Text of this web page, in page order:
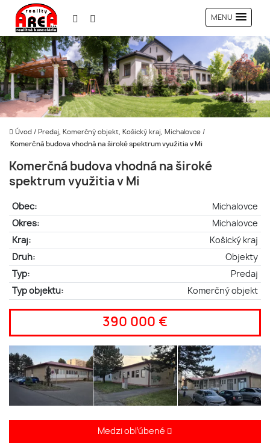
MENU
Úvod / Predaj, Komerčný objekt, Košický kraj, Michalovce /
Komerčná budova vhodná na široké spektrum využitia v Mi
Komerčná budova vhodná na široké
spektrum využitia v Mi
Obec:
Michalovce
Okres:
Michalovce
Kraj:
Košický kraj
Druh:
Objekty
Typ:
Predaj
Typ objektu:
Komerčný objekt
390 000 €
Medzi obľúbené